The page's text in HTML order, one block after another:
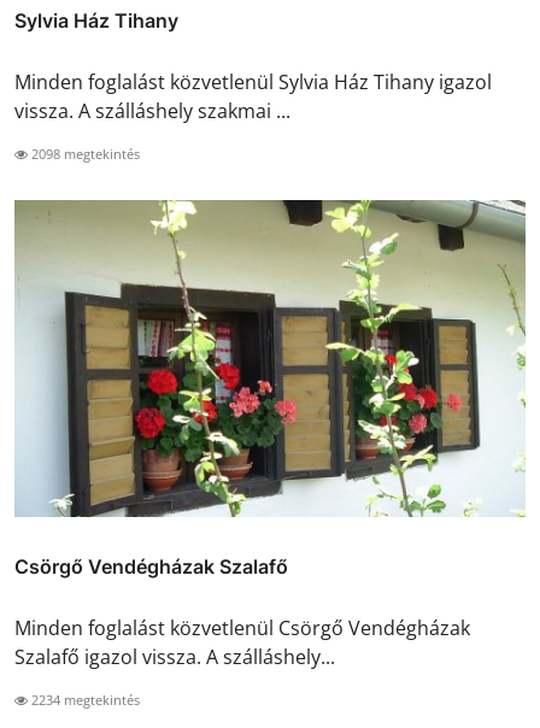
Sylvia Ház Tihany
Minden foglalást közvetlenül Sylvia Ház Tihany igazol
vissza. A szálláshely szakmai ...
2098 megtekintés
Csörgő Vendégházak Szalafő
Minden foglalást közvetlenül Csörgő Vendégházak
Szalafő igazol vissza. A szálláshely...
2234 megtekintés